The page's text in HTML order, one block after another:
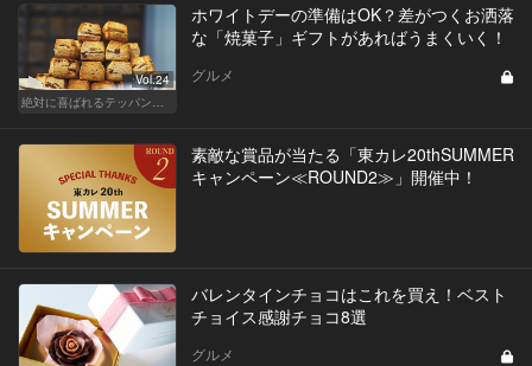
Vol.24
ホワイトデーの準備はOK？差がつくお洒落
な「焼菓子」ギフトがあればうまくいく！
グルメ
素敵な賞品が当たる「東カレ20thSUMMER
キャンペーン≪ROUND2≫」開催中！
バレンタインチョコはこれを買え！ベスト
チョイス感謝チョコ8選
グルメ